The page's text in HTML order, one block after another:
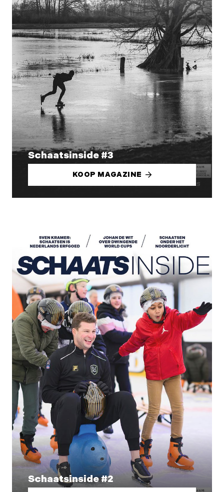
Schaatsinside #3
KOOP MAGAZINE
Schaatsinside #2